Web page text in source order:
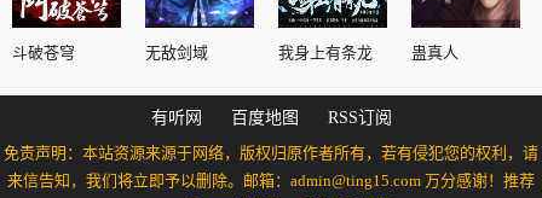
斗破苍穹 无敌剑域 我身上有条龙 蛊真人
有听网 百度地图
RSS订阅
免责声明：本站资源来源于网络，版权归原作者所有，若有侵犯您的权利，请
来信告知，我们将立即予以删除。邮箱：admin@ting15.com 万分感谢！推荐